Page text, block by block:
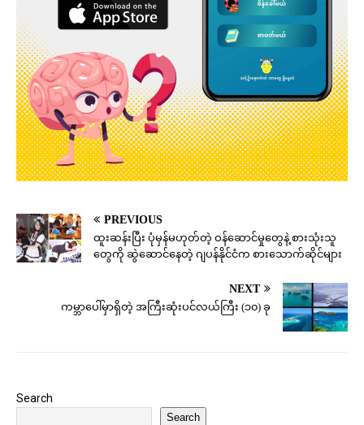
PREVIOUS
ထူးဆန်းပြီး ပုံမှန်မဟုတ်တဲ့ ဝန်ဆောင်မှုတွေနဲ့ စားသုံးသူ
တွေကို ဆွဲဆောင်နေတဲ့ ဂျပန်နိုင်ငံက စားသောက်ဆိုင်များ
NEXT
ကမ္ဘာပေါ်မှာရှိတဲ့ အကြီးဆုံးပင်လယ်ကြီး (၁၀) ခု
Search
Search